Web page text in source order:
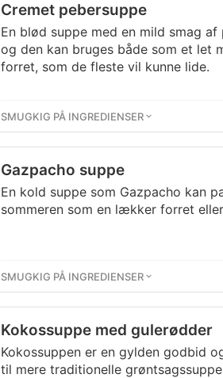
Cremet pebersuppe
En blød suppe med en mild smag
og den kan bruges både som et let
forret, som de fleste vil kunne lide.
SMUGKIG PÅ INGREDIENSER
Gazpacho suppe
En kold suppe som Gazpacho kan
sommeren som en lækker forret
SMUGKIG PÅ INGREDIENSER
Kokossuppe med gulerødder
Kokossuppen er en gylden godbid
til mere traditionelle